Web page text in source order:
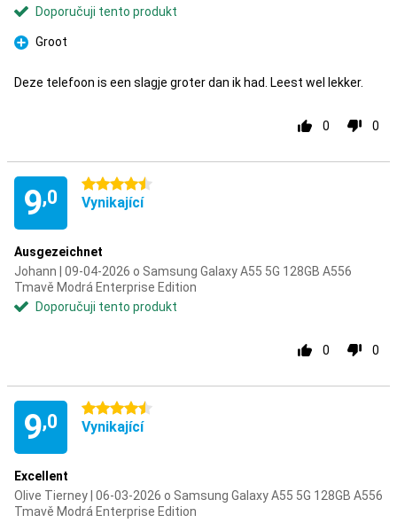
Doporučuji tento produkt
Pro
Groot
Deze telefoon is een slagje groter dan ik had. Leest wel lekker.
0 0
9,0
4.5 hvězdičky
Vynikající
Ausgezeichnet
Johann | 09-04-2026 o Samsung Galaxy A55 5G 128GB A556
Tmavě Modrá Enterprise Edition
Doporučuji tento produkt
0 0
9,0
4.5 hvězdičky
Vynikající
Excellent
Olive Tierney | 06-03-2026 o Samsung Galaxy A55 5G 128GB A556
Tmavě Modrá Enterprise Edition